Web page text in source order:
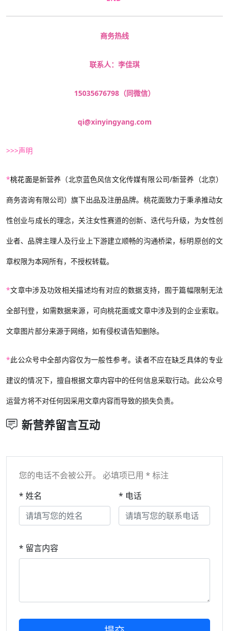
商务热线
联系人：李佳琪
15035676798（同微信）
qi@xinyingyang.com
>>>声明
*桃花面是新营养（北京蓝色风信文化传媒有限公司/新营养（北京）
商务咨询有限公司）旗下出品及注册品牌。桃花面致力于秉承推动女
性创业与成长的理念，关注女性赛道的创新、迭代与升级，为女性创
业者、品牌主理人及行业上下游建立顺畅的沟通桥梁，标明原创的文
章权限为本网所有，不授权转载。
*文章中涉及功效相关描述均有对应的数据支持，囿于篇幅限制无法
全部刊登，如需数据来源，可向桃花面或文章中涉及到的企业索取。
文章图片部分来源于网络，如有侵权请告知删除。
*此公众号中全部内容仅为一般性参考。读者不应在缺乏具体的专业
建议的情况下，擅自根据文章内容中的任何信息采取行动。此公众号
运营方将不对任何因采用文章内容而导致的损失负责。
新营养留言互动
您的电话不会被公开。 必填项已用 * 标注
* 姓名
* 电话
* 留言内容